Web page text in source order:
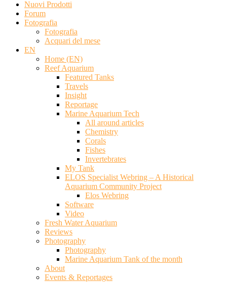
Nuovi Prodotti
Forum
Fotografia
Fotografia
Acquari del mese
EN
Home (EN)
Reef Aquarium
Featured Tanks
Travels
Insight
Reportage
Marine Aquarium Tech
All around articles
Chemistry
Corals
Fishes
Invertebrates
My Tank
ELOS Specialist Webring – A Historical
Aquarium Community Project
Elos Webring
Software
Video
Fresh Water Aquarium
Reviews
Photography
Photography
Marine Aquarium Tank of the month
About
Events & Reportages